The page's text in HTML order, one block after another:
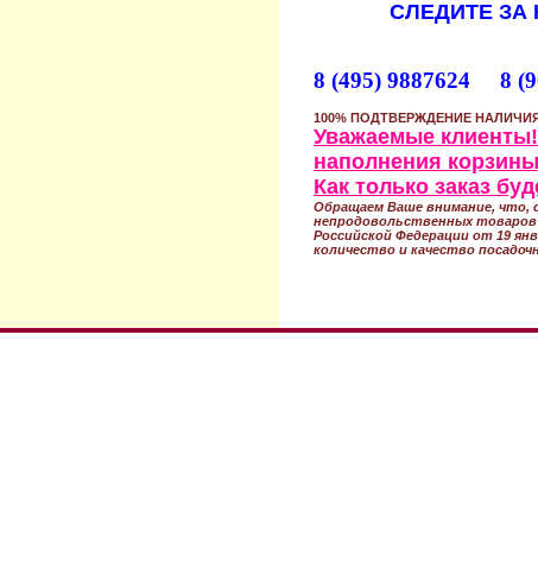
СЛЕДИТЕ
8 (495) 9887624 8
100% ПОДТВЕРЖДЕНИЕ
Уважаемые
наполнения
Как только заказ
Обращаем Ваше внимание, что,
непродовольственных
Российской Федерации от 19
количество и качество